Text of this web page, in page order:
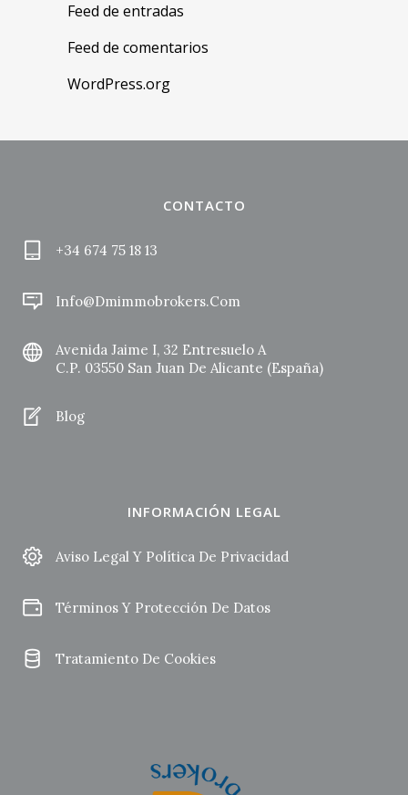
Feed de entradas
Feed de comentarios
WordPress.org
CONTACTO
+34 674 75 18 13
Info@dmimmobrokers.com
Avenida Jaime I, 32 Entresuelo A
C.P. 03550 San Juan De Alicante (España)
Blog
INFORMACIÓN LEGAL
Aviso Legal Y Política De Privacidad
Términos Y Protección De Datos
Tratamiento De Cookies